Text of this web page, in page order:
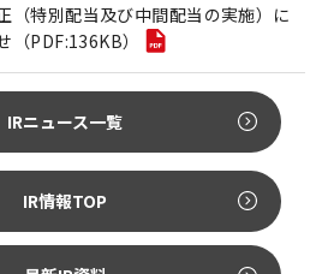
（特別配当及び中間配当の実施）に
（PDF:136KB）
IRニュース一覧
IR情報TOP